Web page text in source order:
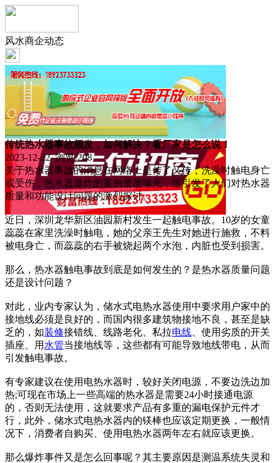
风水商企动态
传统热水器事故频发，如何解决？看厂家是怎么说！
2023-12-22 浏览:208
关于热水器事故的消息在网络上是传了又传，洗澡时触电身亡
或受伤，热水器爆炸的案例屡屡曝光，这引发了人们对热水器
质量和功能设计问题的激烈探讨。
近日，深圳龙华新区油园新村发生一起触电事故。10岁的女童
蕊蕊在家里洗澡时触电，她的父亲王先生对她进行施救，不料
被电身亡，而蕊蕊的右手被烧起两个水泡，内脏也受到损害。
那么，热水器触电事故到底是如何发生的？是热水器质量问题
还是设计问题？
对此，业内专家认为，储水式电热水器使用中要求用户家中的
接地线必须是良好的，而国内很多建筑物接地不良，甚至是缺
乏的，如装修接错线、线路老化、私拉电线 、使用劣质的开关
插座、用 水管当接地线等，这些都有可能导致地线带电，从而
引发触电事故。
有专家建议在使用电热水器时，较好关闭电源，不要边洗边加
热;可现在市场上一些高端的热水器是需要24小时接通电源
的，否则无法使用，这就要求产品有多重的漏电保护元件才
行，此外，储水式电热水器内的镁棒也应该定期更换，一般情
况下，消费者自购买、使用电热水器两年左右就应该更换。
那么爆炸事件又是怎么回事呢？其主要原因是测温系统失灵和